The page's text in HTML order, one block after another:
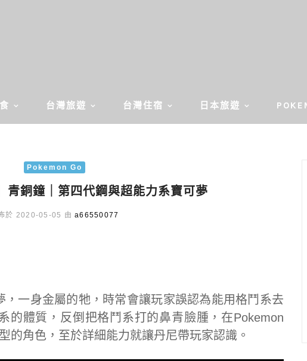
台灣旅遊 台灣住宿 日本旅遊
Pokemon Go
青銅鐘｜第四代鋼與超能力系寶可夢
於 2020-05-05 由 a66550077
一身金屬的牠，時常會讓玩家誤認為能用格鬥系去
的體質，反倒把格鬥系打的鼻青臉腫，在Pokemon
的角色，至於詳細能力就讓丹尼帶玩家認識。